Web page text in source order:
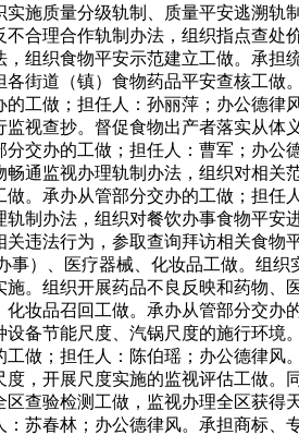
施质量分级轨制、质量平安逃溯轨
合理合作轨制办法，组织指点查处
组织食物平安示范建立工做。承担
街道（镇）食物药品平安查核工做
工做；担任人：孙丽萍；办公德律
视查抄。督促食物出产者落实从体
交办的工做；担任人：曹军；办公
通监视办理轨制办法，组织对相关
。承办从管部分交办的工做；担任
制办法，组织对餐饮办事食物平安
违法行为，参取查询拜访相关食物
）、医疗器械、化妆品工做。组织
。组织开展药品不良反映和药物、
妆品召回工做。承办从管部分交办
备节能尺度、汽锅尺度的施行环境
做；担任人：陈伯瑶；办公德律风
，开展尺度实施的监视评估工做。
查验检测工做，监视办理全区获得
苏春林；办公德律风。承担商标、